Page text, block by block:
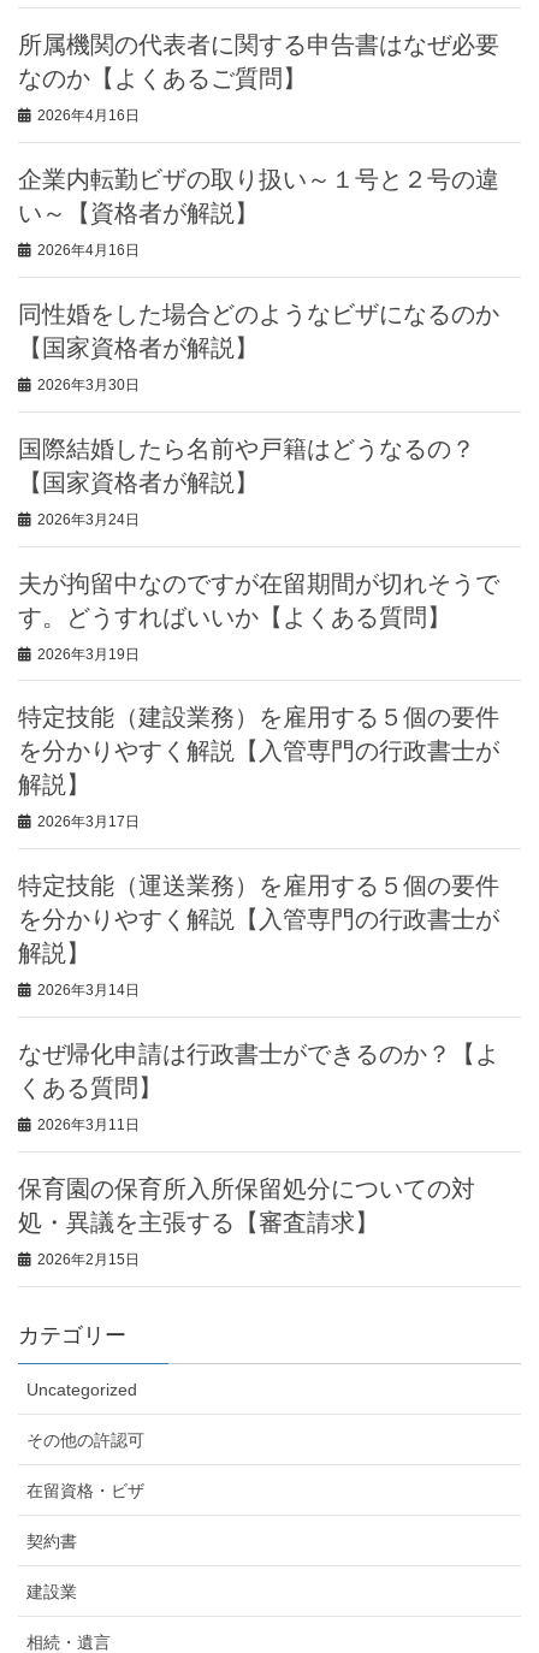
所属機関の代表者に関する申告書はなぜ必要
なのか【よくあるご質問】
2026年4月16日
企業内転勤ビザの取り扱い～１号と２号の違
い～【資格者が解説】
2026年4月16日
同性婚をした場合どのようなビザになるのか
【国家資格者が解説】
2026年3月30日
国際結婚したら名前や戸籍はどうなるの？
【国家資格者が解説】
2026年3月24日
夫が拘留中なのですが在留期間が切れそうで
す。どうすればいいか【よくある質問】
2026年3月19日
特定技能（建設業務）を雇用する５個の要件
を分かりやすく解説【入管専門の行政書士が
解説】
2026年3月17日
特定技能（運送業務）を雇用する５個の要件
を分かりやすく解説【入管専門の行政書士が
解説】
2026年3月14日
なぜ帰化申請は行政書士ができるのか？【よ
くある質問】
2026年3月11日
保育園の保育所入所保留処分についての対
処・異議を主張する【審査請求】
2026年2月15日
カテゴリー
Uncategorized
その他の許認可
在留資格・ビザ
契約書
建設業
相続・遺言